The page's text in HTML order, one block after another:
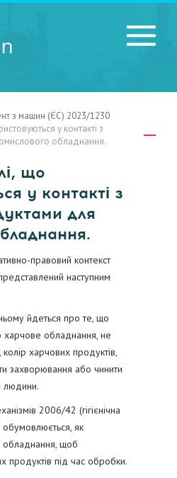
з машин (ЄС) 2023/1230
у контакті з
обладнання.
що
у контакті з
для
правовий контекст
наступним
йдеться про те, що
харчове обладнання, не
колір харчових продуктів,
захворювання або чинити
людини.
2006/42 (гігієнічна
обумовлюється, як
обладнання, щоб
продуктів під час обробки.